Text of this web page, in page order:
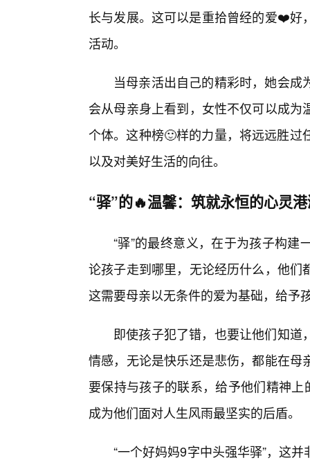
长与发展。这可以是重拾曾经的爱❤️好
活动。
当母亲活出自己的精彩时，她会
会从母亲身上看到，女性不仅可以成
个体。这种榜🙂样的力量，将远远胜
以及对美好生活的向往。
“驿”的🔥温馨：筑就永恒的心灵
“驿”的最终意义，在于为孩子构
论孩子走到哪里，无论经历什么，他
这需要母亲以无条件的爱为基础，给予
即使孩子犯了错，也要让他们知
情感，无论是快乐还是悲伤，都能在
要保持与孩子的联系，给予他们精神
成为他们面对人生风雨最坚实的后盾。
“一个好妈妈9字中头强华驿”，这